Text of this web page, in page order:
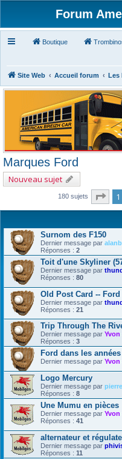
Forum
Boutique
Site Web Accueil forum Les
Marques Ford
Nouveau sujet
180 sujets Page
1
Surnom des F150
Dernier message par
Réponses : 2
Toit d'une Skyliner
Dernier message par
Réponses : 80
Old Post Card --
Dernier message par
Réponses : 21
Trip Through The
Dernier message par Yvon
Réponses : 3
Ford dans les
Dernier message par Yvon
Logo Mercury
Dernier message par pierre
Réponses : 8
Une Mumu en pièces
Dernier message par Yvon
Réponses : 41
alternateur et
Dernier message par
Réponses : 11